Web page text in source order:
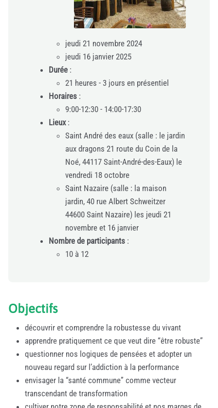
jeudi 21 novembre 2024
jeudi 16 janvier 2025
Durée :
21 heures - 3 jours en présentiel
Horaires :
9:00-12:30 - 14:00-17:30
Lieux:
Saint André des eaux (salle : le jardin
aux dragons 21 route du Coin de la
Noé, 44117 Saint-André-des-Eaux) le
vendredi 18 octobre
Saint Nazaire (salle : la maison
jardin, 40 rue Albert Schweitzer
44600 Saint Nazaire) les jeudi 21
novembre et 16 janvier
Nombre de participants :
10 à 12
Objectifs
découvrir et comprendre la robustesse du vivant
apprendre pratiquement ce que veut dire “être robuste”
questionner nos logiques de pensées et adopter un
nouveau regard sur l’addiction à la performance
envisager la “santé commune” comme vecteur
transcendant de transformation